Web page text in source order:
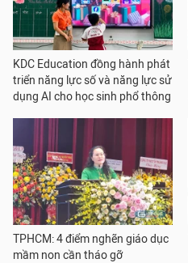
KDC Education đồng hành phát
triển năng lực số và năng lực sử
dụng AI cho học sinh phổ thông
TPHCM: 4 điểm nghẽn giáo dục
mầm non cần tháo gỡ